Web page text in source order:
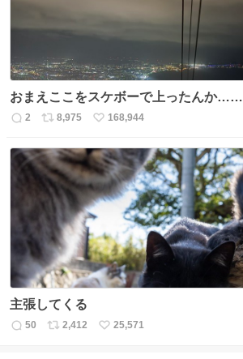
おまえここをスケボーで上ったんか……
返
数
2
リ
ス
ト
数
8,975
い
ね
数
168,944
主張してくる
返
50
リ
2,412
い
25,571